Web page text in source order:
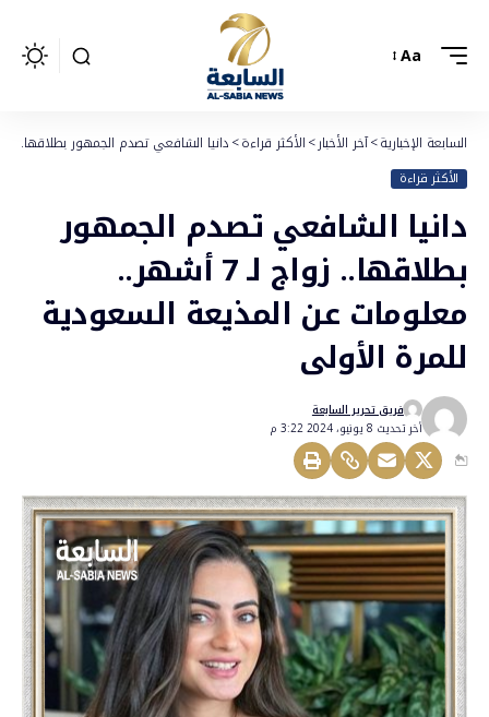
Aa
السابعة الإخبارية>آخر الأخبار>الأكثر قراءة>دانيا الشافعي تصدم الجمهور بطلاقها.. زواج لـ 7 أشهر.. معلومات عن المذيعة السعودية
الأكثر قراءة
دانيا الشافعي تصدم الجمهور
بطلاقها.. زواج لـ 7 أشهر..
معلومات عن المذيعة السعودية
للمرة الأولى
أخر تحديث 8 يونيو، 2024 3:22 م
فريق تحرير السابعة